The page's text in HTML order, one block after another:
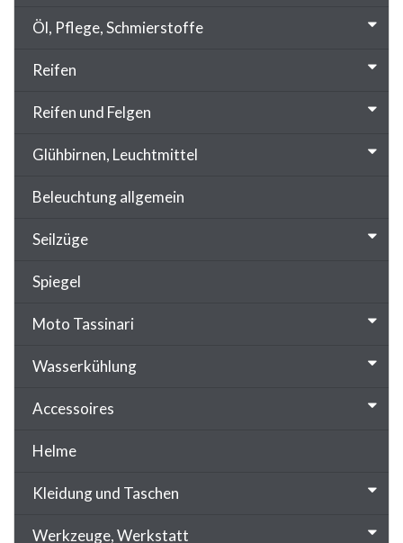
Öl, Pflege, Schmierstoffe
Reifen
Reifen und Felgen
Glühbirnen, Leuchtmittel
Beleuchtung allgemein
Seilzüge
Spiegel
Moto Tassinari
Wasserkühlung
Accessoires
Helme
Kleidung und Taschen
Werkzeuge, Werkstatt